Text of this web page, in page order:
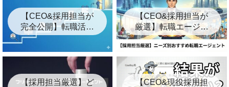
【CEO&採用担当が
完全公開】転職活動
の始め方ロードマッ
順」
【CEO&採用担当が
厳選】転職エージェ
ントおすすめ24選&
裏事情【2026年最
【採用担当厳選】ど
【CEO&現役採用担